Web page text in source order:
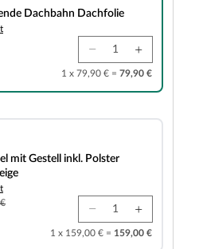
Dachbahn Dachfolie
1 x 79,90 € = 79,90 €
klappbar beige
mit Gestell inkl. Polster
1 x 159,00 € = 159,00 €